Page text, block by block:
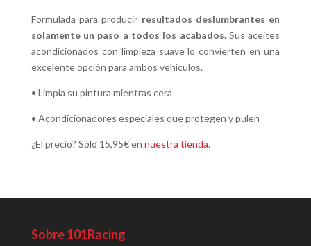
Formulada para producir resultados deslumbrantes en
solamente un paso a todos los acabados.Sus aceites
acondicionados con limpieza suave lo convierten en una
excelente opción para ambos vehículos.
• Limpia su pintura mientras cera
• Acondicionadores especiales que protegen y pulen
¿El precio? Sólo 15,95€ en nuestra tienda.
Sobre 101Racing